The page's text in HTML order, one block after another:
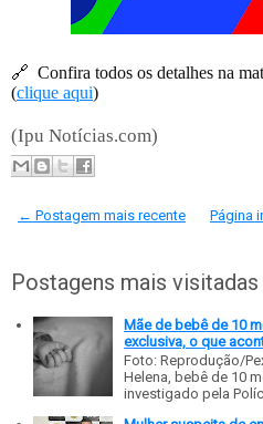
🔗 Confira todos os detalhes na
(clique aqui)
(Ipu Notícias.com)
← Postagem mais recente Página
Postagens mais
Mãe de bebê de 10
exclusiva, o que
Foto: Reprodução/
Helena, bebê de 10
investigado pela